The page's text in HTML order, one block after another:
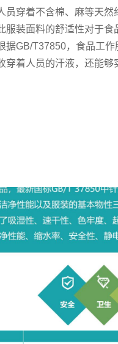
员穿着不含棉、麻等天
服装面料的舒适性对于
据GB/T37850，食品工
穿着人员的汗液，还能